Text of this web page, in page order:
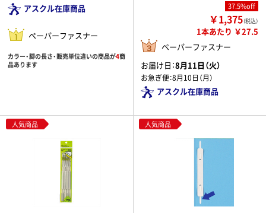
アスクル在庫商品
ペーパーファスナー
カラー・脚の長さ・販売単位違いの商品が4商
品あります
37.5%off
￥1,375（税込）
1本あたり ￥27.5
ペーパーファスナー
お届け日：8月11日（火）
お急ぎ便：8月10日（月）
アスクル在庫商品
人気商品 人気商品